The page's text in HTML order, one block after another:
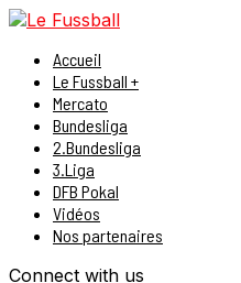
Accueil
Le Fussball +
Mercato
Bundesliga
2.Bundesliga
3.Liga
DFB Pokal
Vidéos
Nos partenaires
Connect with us